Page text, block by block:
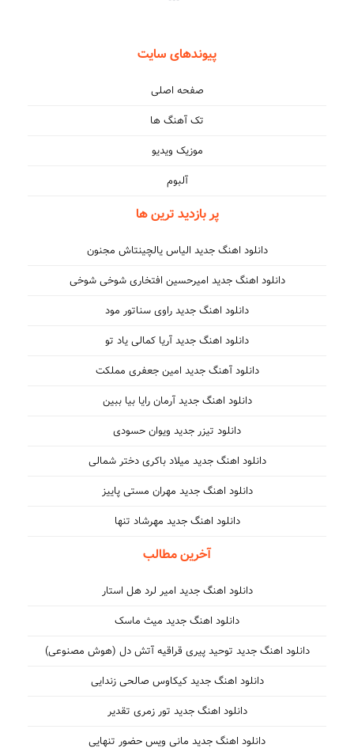
پیوندهای سایت
صفحه اصلی
تک آهنگ ها
موزیک ویدیو
آلبوم
پر بازدید ترین ها
دانلود اهنگ جدید الیاس یالچینتاش مجنون
دانلود اهنگ جدید امیرحسین افتخاری شوخی شوخی
دانلود اهنگ جدید راوی سناتور مود
دانلود اهنگ جدید آریا کمالی یاد تو
دانلود آهنگ جدید امین جعفری مملکت
دانلود اهنگ جدید آرمان رایا بیا ببین
دانلود تیزر جدید ویوان حسودی
دانلود اهنگ جدید میلاد باکری دختر شمالی
دانلود اهنگ جدید مهران مستی پاییز
دانلود اهنگ جدید مهرشاد تنها
آخرین مطالب
دانلود اهنگ جدید امیر لرد هل استار
دانلود اهنگ جدید میث ماسک
دانلود اهنگ جدید توحید پیری قراقیه آتش دل (هوش مصنوعی)
دانلود اهنگ جدید کیکاوس صالحی زندایی
دانلود اهنگ جدید تور زمری تقدیر
دانلود اهنگ جدید مانی ویس حضور تنهایی